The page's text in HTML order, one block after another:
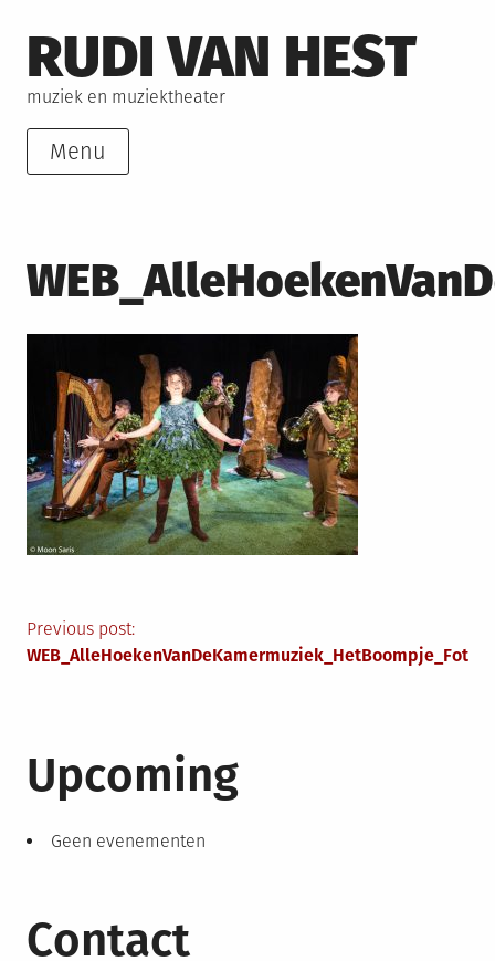
to
content
RUDI VAN HEST
muziek en muziektheater
Menu
Berichtnavigatie
Previous post:
Upcoming
Geen evenementen
Contact